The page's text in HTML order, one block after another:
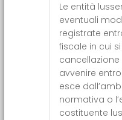
Le entità
eventuali
registrate
fiscale in cui
avvenire
esce
normativa o
costituente